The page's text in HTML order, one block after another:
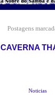
Postagens
CAVERNA
Noticias